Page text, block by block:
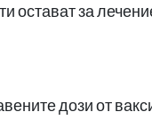
остават за
дози от